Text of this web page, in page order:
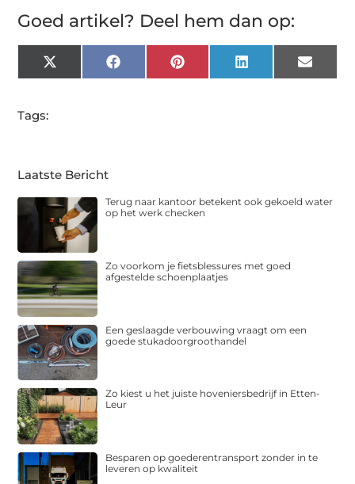
Goed artikel? Deel hem dan op:
X
(Twitter)
FacebookPinterest LinkedIn Email
Tags:
Laatste Bericht
Terug naar kantoor betekent ook gekoeld water
op het werk checken
Zo voorkom je fietsblessures met goed
afgestelde schoenplaatjes
Een geslaagde verbouwing vraagt om een
goede stukadoorgroothandel
Zo kiest u het juiste hoveniersbedrijf in Etten-
Leur
Besparen op goederentransport zonder in te
leveren op kwaliteit